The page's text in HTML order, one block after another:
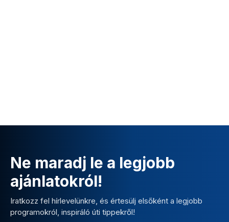
Ne maradj le a legjobb
ajánlatokról!
Iratkozz fel hírlevelünkre, és értesülj elsőként a legjobb
programokról, inspiráló úti tippekről!